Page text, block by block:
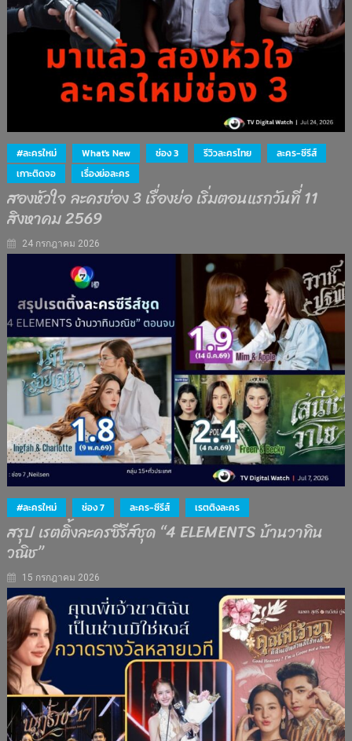
#ละครใหม่ What's New ช่อง 3 รีวิวละครไทย
ละคร-ซีรีส์
เกาะติดจอ
เรื่องย่อละคร
สองหัวใจ ละครช่อง 3 เรื่องย่อ เริ่มตอนแรกวันที่ 11
สิงหาคม 2569
24 กรกฎาคม 2026
#ละครใหม่ ช่อง 7 ละคร-ซีรีส์ เรตติงละคร
สรุป เรตติ้งละครซีรีส์ชุด “4 ELEMENTS บ้านวาทิน
วณิช”
15 กรกฎาคม 2026